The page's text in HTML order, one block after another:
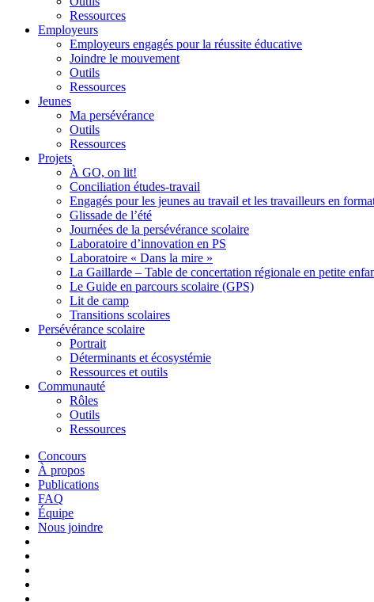
Ressources
Employeurs
Employeurs engagés pour la réussite éducative
Joindre le mouvement
Outils
Ressources
Jeunes
Ma persévérance
Outils
Ressources
Projets
À GO, on lit!
Conciliation études-travail
Engagés pour les jeunes au travail et les travailleurs en
Glissade de l’été
Journées de la persévérance scolaire
Laboratoire d’innovation en PS
Laboratoire « Dans la mire »
La Gaillarde – Table de concertation régionale en petite
Le Guide en parcours scolaire (GPS)
Lit de camp
Transitions scolaires
Persévérance scolaire
Portrait
Déterminants et écosystémie
Ressources et outils
Communauté
Rôles
Outils
Ressources
Concours
À propos
Publications
FAQ
Équipe
Nous joindre